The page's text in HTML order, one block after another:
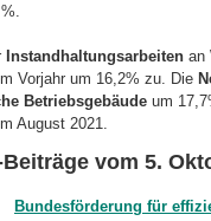
Instandhaltungsarbeiten an
Vorjahr um 16,2% zu. Die
Betriebsgebäude um
August 2021.
vom 5.
Bundesförderung für